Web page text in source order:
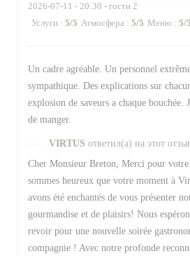
2026-07-11 - 20:30 - гости 2
Услуги : 5/5 Атмосфера : 5/5 Меню : 5/5
Un cadre agréable. Un personnel
sympathique. Des explications sur
explosion de saveurs a chaque
de manger.
VIRTUS ответил(а) на этот
Cher Monsieur Breton, Merci pour votre
sommes heureux que votre moment à
avons été enchantés de vous présenter
gourmandise et de plaisirs! Nous
revoir pour une nouvelle soirée
compagnie ! Avec notre profonde